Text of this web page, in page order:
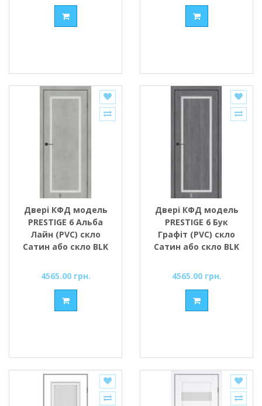
Двері КФД модель
PRESTIGE 6 Альба
Лайн (PVC) скло
Сатин або скло BLK
4565.00 грн.
Двері КФД модель
PRESTIGE 6 Бук
Графіт (PVC) скло
Сатин або скло BLK
4565.00 грн.